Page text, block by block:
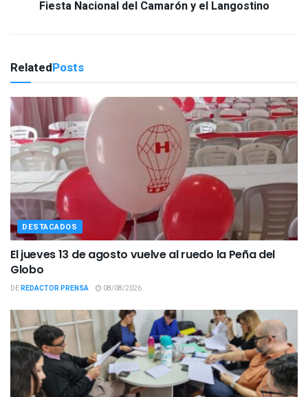
Fiesta Nacional del Camarón y el Langostino
RelatedPosts
DESTACADOS
El jueves 13 de agosto vuelve al ruedo la Peña del
Globo
DEREDACTOR PRENSA 08/08/2026